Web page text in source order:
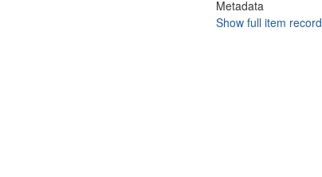
Metadata
Show full item record